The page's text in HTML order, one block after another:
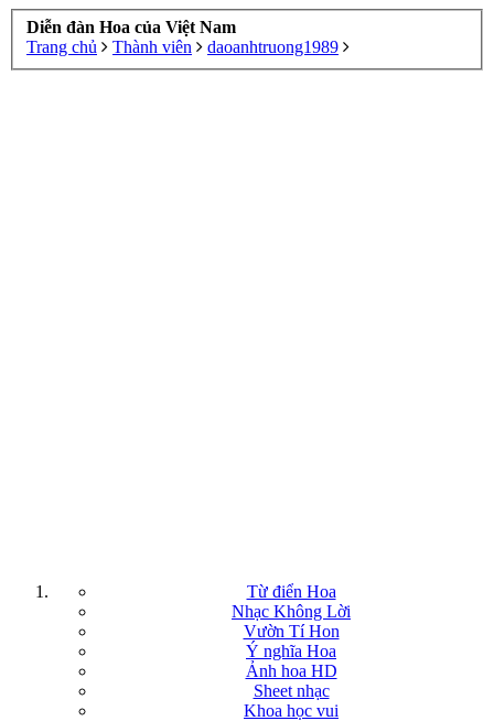
Diễn đàn Hoa của Việt Nam
Trang chủ
Thành viên daoanhtruong1989
Từ điển Hoa
Nhạc Không Lời
Vườn Tí Hon
Ý nghĩa Hoa
Ảnh hoa HD
Sheet nhạc
Khoa học vui